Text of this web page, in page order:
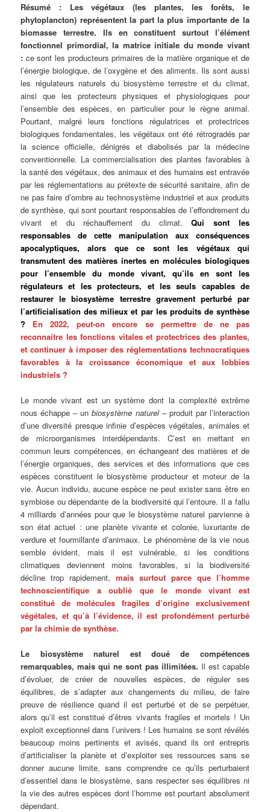
Résumé : Les végétaux (les plantes, les forêts, le
phytoplancton) représentent la part la plus importante de la
biomasse terrestre. Ils en constituent surtout l’élément
fonctionnel primordial, la matrice initiale du monde vivant
: ce sont les producteurs primaires de la matière organique et de
l’énergie biologique, de l’oxygène et des aliments. Ils sont aussi
les régulateurs naturels du biosystème terrestre et du climat,
ainsi que les protecteurs physiques et physiologiques pour
l’ensemble des espèces, en particulier pour le règne animal.
Pourtant, malgré leurs fonctions régulatrices et protectrices
biologiques fondamentales, les végétaux ont été rétrogradés par
la science officielle, dénigrés et diabolisés par la médecine
conventionnelle. La commercialisation des plantes favorables à
la santé des végétaux, des animaux et des humains est entravée
par les réglementations au prétexte de sécurité sanitaire, afin de
ne pas faire d’ombre au technosystème industriel et aux produits
de synthèse, qui sont pourtant responsables de l’effondrement du
vivant et du réchauffement du climat.Qui sont les
responsables de cette manipulation aux conséquences
apocalyptiques, alors que ce sont les végétaux qui
transmutent des matières inertes en molécules biologiques
pour l’ensemble du monde vivant, qu’ils en sont les
régulateurs et les protecteurs, et les seuls capables de
restaurer le biosystème terrestre gravement perturbé par
l’artificialisation des milieux et par les produits de synthèse
? En 2022, peut-on encore se permettre de ne pas
reconnaitre les fonctions vitales et protectrices des plantes,
et continuer à imposer des réglementations technocratiques
favorables à la croissance économique et aux lobbies
industriels ?
Le monde vivant est un système dont la complexité extrême
nous échappe – unbiosystème naturel– produit par l’interaction
d’une diversité presque infinie d’espèces végétales, animales et
de microorganismes interdépendants. C’est en mettant en
commun leurs compétences, en échangeant des matières et de
l’énergie organiques, des services et des informations que ces
espèces constituent le biosystème producteur et moteur de la
vie. Aucun individu, aucune espèce ne peut exister sans être en
symbiose ou dépendante de la biodiversité qui l’entoure. Il a fallu
4 milliards d’années pour que le biosystème naturel parvienne à
son état actuel : une planète vivante et colorée, luxuriante de
verdure et fourmillante d’animaux. Le phénomène de la vie nous
semble évident, mais il est vulnérable, si les conditions
climatiques deviennent moins favorables, si la biodiversité
décline trop rapidement,mais surtout parce que l’homme
technoscientifique a oublié que le monde vivant est
constitué de molécules fragiles d’origine exclusivement
végétales, et qu’à l’évidence, il est profondément perturbé
par la chimie de synthèse.
Le biosystème naturel est doué de compétences
remarquables, mais qui ne sont pas illimitées. Il est capable
d’évoluer, de créer de nouvelles espèces, de réguler ses
équilibres, de s’adapter aux changements du milieu, de faire
preuve de résilience quand il est perturbé et de se perpétuer,
alors qu’il est constitué d’êtres vivants fragiles et mortels ! Un
exploit exceptionnel dans l’univers ! Les humains se sont révélés
beaucoup moins pertinents et avisés, quand ils ont entrepris
d’artificialiser la planète et d’exploiter ses ressources sans se
donner aucune limite, sans comprendre ce qu’ils perturbaient
d’essentiel dans le biosystème, sans respecter ses équilibres ni
la vie des autres espèces dont l’homme est pourtant absolument
dépendant.